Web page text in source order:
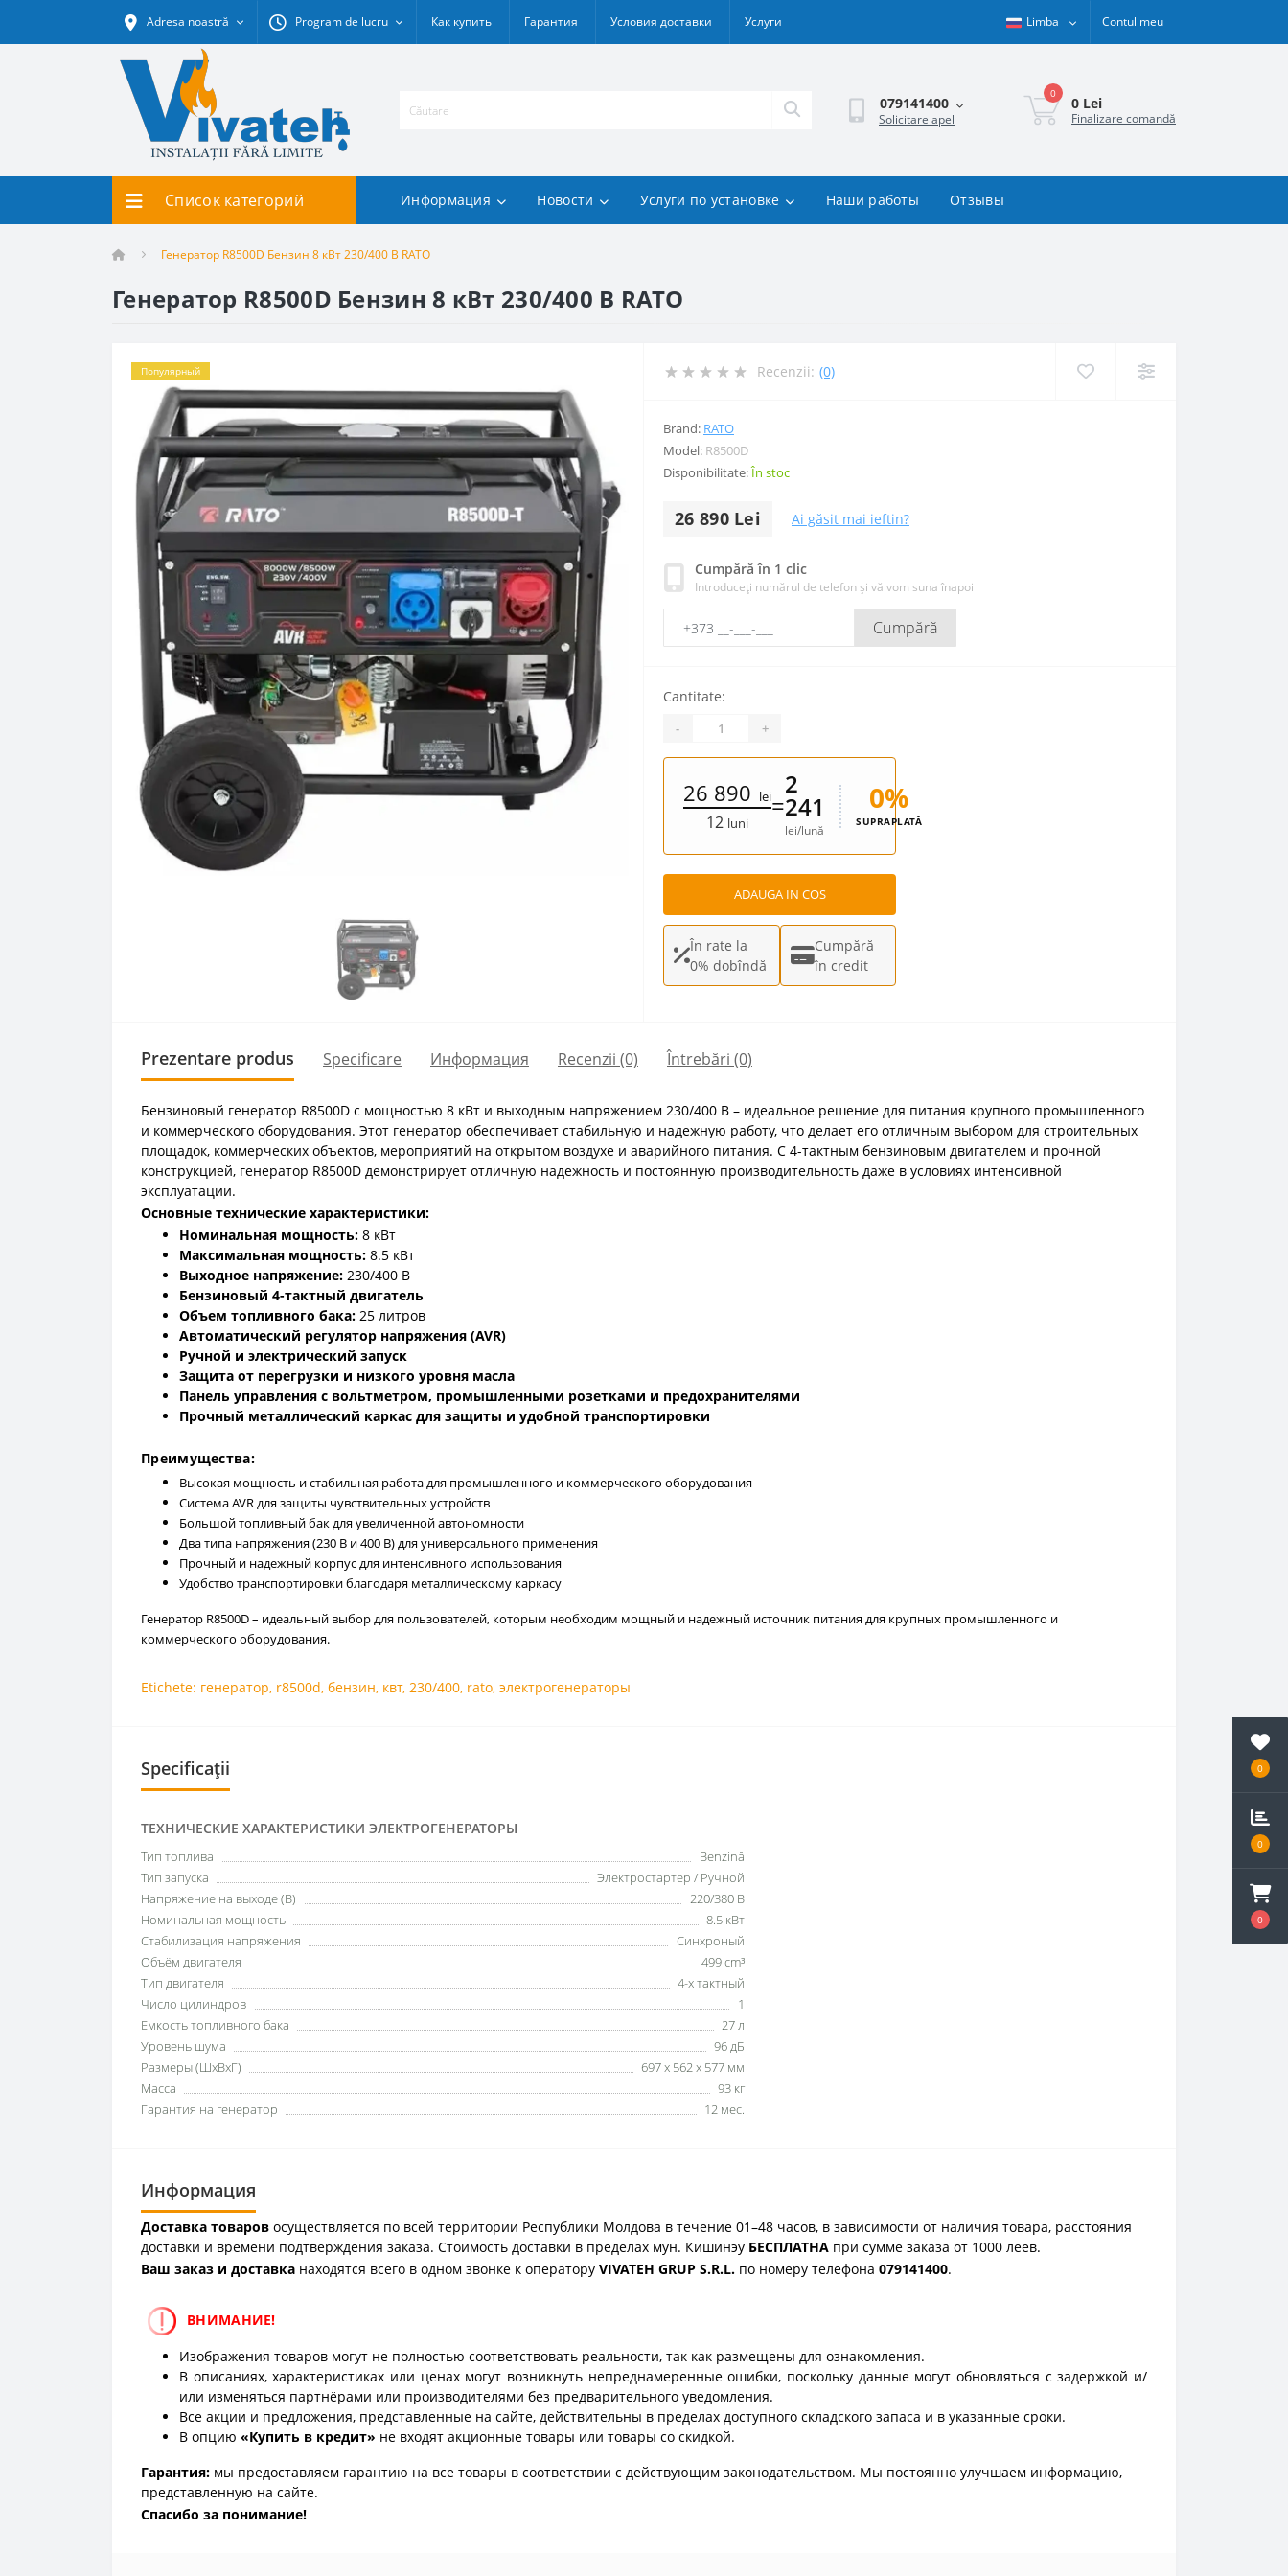
0
0
0
Adresa noastră Program de lucru Как купить Гарантия Условия доставки Услуги Limba Contul meu
079141400
Solicitare apel
0
0 Lei
Finalizare comandă
Список категорий Информация Новости Услуги по установке Наши работы Отзывы
Генератор R8500D Бензин 8 кВт 230/400 В RATO
Генератор R8500D Бензин 8 кВт 230/400 В RATO
Популярный Recenzii: (0)
Brand: RATO
Model: R8500D
Disponibilitate:În stoc
26 890 Lei Ai găsit mai ieftin?
Cumpără în 1 clic
Introduceți numărul de telefon și vă vom suna înapoi
Cumpără
Cantitate:
- +
26 890 lei
12 luni
=
2
241
lei/lună
0%
SUPRAPLATĂ
ADAUGA IN COS
În rate la
0% dobîndă
Cumpără
în credit
Prezentare produs Specificare Информация Recenzii (0) Întrebări (0)
Бензиновый генератор R8500D с мощностью 8 кВт и выходным напряжением 230/400 В – идеальное решение для питания крупного промышленного
и коммерческого оборудования. Этот генератор обеспечивает стабильную и надежную работу, что делает его отличным выбором для строительных
площадок, коммерческих объектов, мероприятий на открытом воздухе и аварийного питания. С 4-тактным бензиновым двигателем и прочной
конструкцией, генератор R8500D демонстрирует отличную надежность и постоянную производительность даже в условиях интенсивной
эксплуатации.
Основные технические характеристики:
Номинальная мощность: 8 кВт
Максимальная мощность: 8.5 кВт
Выходное напряжение: 230/400 В
Бензиновый 4-тактный двигатель
Объем топливного бака: 25 литров
Автоматический регулятор напряжения (AVR)
Ручной и электрический запуск
Защита от перегрузки и низкого уровня масла
Панель управления с вольтметром, промышленными розетками и предохранителями
Прочный металлический каркас для защиты и удобной транспортировки
Преимущества:
Высокая мощность и стабильная работа для промышленного и коммерческого оборудования
Система AVR для защиты чувствительных устройств
Большой топливный бак для увеличенной автономности
Два типа напряжения (230 В и 400 В) для универсального применения
Прочный и надежный корпус для интенсивного использования
Удобство транспортировки благодаря металлическому каркасу
Генератор R8500D – идеальный выбор для пользователей, которым необходим мощный и надежный источник питания для крупных промышленного и
коммерческого оборудования.
Etichete: генератор, r8500d, бензин, квт, 230/400, rato, электрогенераторы
Specificații
ТЕХНИЧЕСКИЕ ХАРАКТЕРИСТИКИ ЭЛЕКТРОГЕНЕРАТОРЫ
Тип топлива
Benzină
Тип запуска
Электростартер / Ручной
Напряжение на выходе (В)
220/380 B
Номинальная мощность
8.5 кВт
Стабилизация напряжения
Синхроный
Объём двигателя
499 cm³
Tип двигателя
4-х тактный
Число цилиндров
1
Емкость топливного бака
27 л
Уровень шума
96 дБ
Размеры (ШхВхГ)
697 x 562 x 577 мм
Масса
93 кг
Гарантия на генератор
12 мес.
Информация
Доставка товаров осуществляется по всей территории Республики Молдова в течение 01–48 часов, в зависимости от наличия товара, расстояния
доставки и времени подтверждения заказа. Стоимость доставки в пределах мун. Кишинэу БЕСПЛАТНА при сумме заказа от 1000 леев.
Ваш заказ и доставка находятся всего в одном звонке к оператору VIVATEH GRUP S.R.L. по номеру телефона 079141400.
ВНИМАНИЕ!
Изображения товаров могут не полностью соответствовать реальности, так как размещены для ознакомления.
В описаниях, характеристиках или ценах могут возникнуть непреднамеренные ошибки, поскольку данные могут обновляться с задержкой и/
или изменяться партнёрами или производителями без предварительного уведомления.
Все акции и предложения, представленные на сайте, действительны в пределах доступного складского запаса и в указанные сроки.
В опцию «Купить в кредит» не входят акционные товары или товары со скидкой.
Гарантия: мы предоставляем гарантию на все товары в соответствии с действующим законодательством. Мы постоянно улучшаем информацию,
представленную на сайте.
Спасибо за понимание!